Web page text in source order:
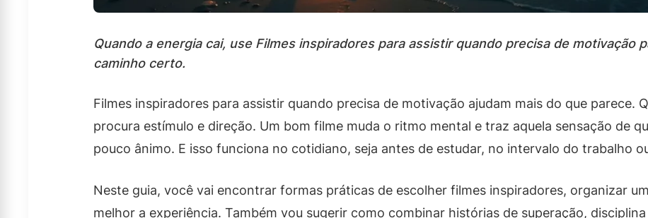
Quando a energia cai, use Filmes inspiradores para assistir quando precisa de motivação
caminho certo.
Filmes inspiradores para assistir quando precisa de motivação ajudam mais do que parece.
procura estímulo e direção. Um bom filme muda o ritmo mental e traz aquela sensação de
pouco ânimo. E isso funciona no cotidiano, seja antes de estudar, no intervalo do trabalho
Neste guia, você vai encontrar formas práticas de escolher filmes inspiradores, organizar
melhor a experiência. Também vou sugerir como combinar histórias de superação,